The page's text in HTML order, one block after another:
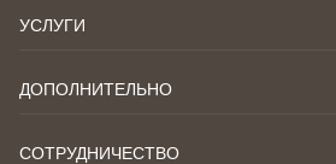
УСЛУГИ
ДОПОЛНИТЕЛЬНО
СОТРУДНИЧЕСТВО